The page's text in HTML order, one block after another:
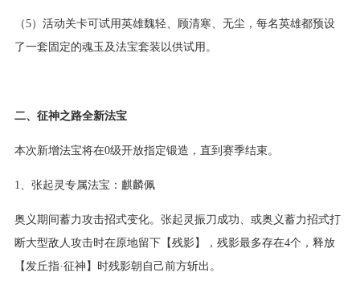
（5）活动关卡可试用英雄魏轻、顾清寒、无尘，每名英雄都预设
了一套固定的魂玉及法宝套装以供试用。
二、征神之路全新法宝
本次新增法宝将在0级开放指定锻造，直到赛季结束。
1、张起灵专属法宝：麒麟佩
奥义期间蓄力攻击招式变化。张起灵振刀成功、或奥义蓄力招式打
断大型敌人攻击时在原地留下【残影】，残影最多存在4个，释放
【发丘指·征神】时残影朝自己前方斩出。